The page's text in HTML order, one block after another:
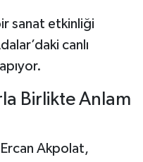
sanat etkinliği
canlı
Birlikte Anlam
Akpolat,